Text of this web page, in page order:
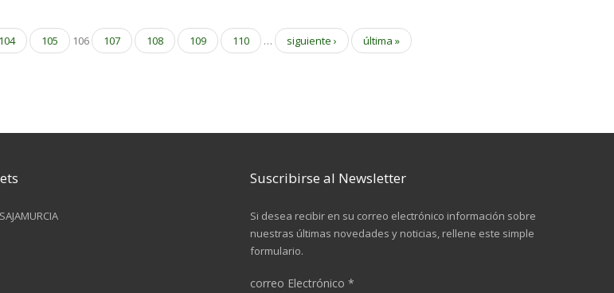
104 105 106 107 108 109 110 … siguiente › última »
Suscribirse al Newsletter
Si desea recibir en su correo electrónico información sobre
nuestras últimas novedades y noticias, rellene este simple
formulario.
correo Electrónico *